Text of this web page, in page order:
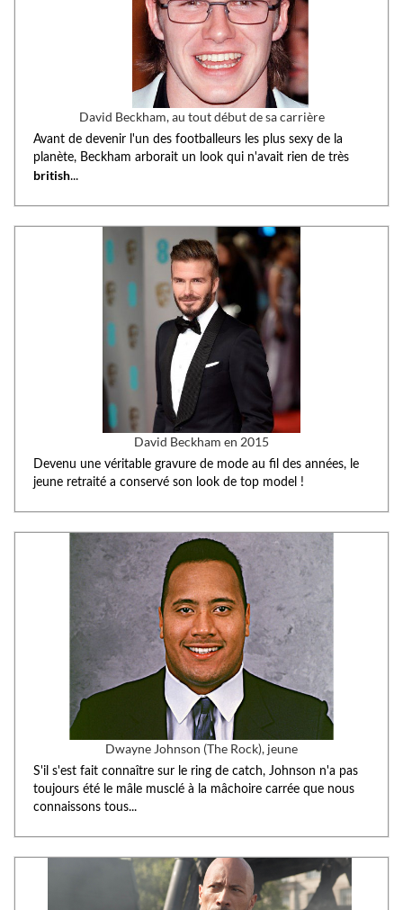
David Beckham, au tout début de sa carrière
Avant de devenir l'un des footballeurs les plus sexy de la
planète, Beckham arborait un look qui n'avait rien de très
british...
David Beckham en 2015
Devenu une véritable gravure de mode au fil des années, le
jeune retraité a conservé son look de top model !
Dwayne Johnson (The Rock), jeune
S'il s'est fait connaître sur le ring de catch, Johnson n'a pas
toujours été le mâle musclé à la mâchoire carrée que nous
connaissons tous...